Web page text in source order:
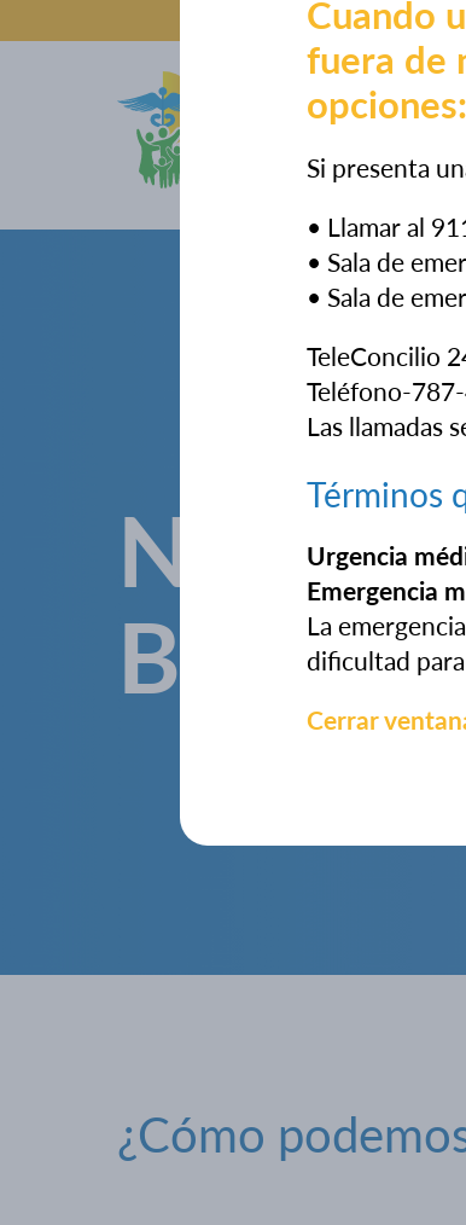
¿Cómo
Cuando
fuera de
opciones:
Si presenta
• Llamar al
• Sala de
• Sala de
TeleConcilio
Teléfono-
Las llamadas
Términos
Urgencia
Emergencia
La
dificultad
Cerrar